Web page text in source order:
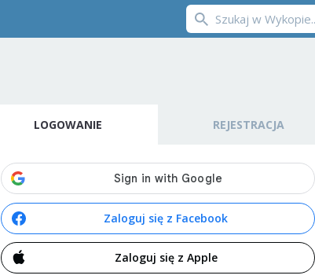
LOGOWANIE REJESTRACJA
Zaloguj się z Facebook
Zaloguj się z Apple